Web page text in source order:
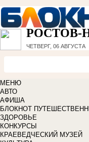
РОСТОВ-
ЧЕТВЕРГ, 06 АВГУСТА
МЕНЮ
АВТО
АФИША
БЛОКНОТ
ЗДОРОВЬЕ
КОНКУРСЫ
КРАЕВЕДЧЕСКИЙ МУЗЕЙ